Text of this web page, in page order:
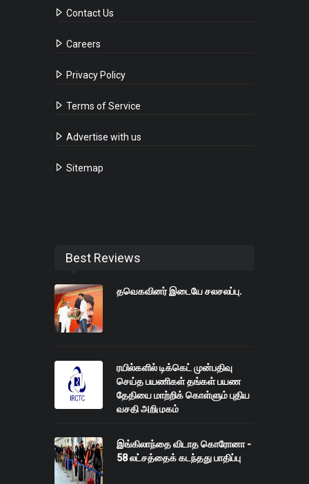
Contact Us
Careers
Privacy Policy
Terms of Service
Advertise with us
Sitemap
Best Reviews
தவெகவினர் இடையே சலசலப்பு.
ரயில்களில் டிக்கெட் முன்பதிவு
செய்த பயணிகள் தங்கள் பயண
தேதியை மாற்றிக் கொள்ளும் புதிய
வசதி அறிமுகம்
இங்கிலாந்தை விடாத கொரோனா -
58 லட்சத்தைக் கடந்தது பாதிப்பு